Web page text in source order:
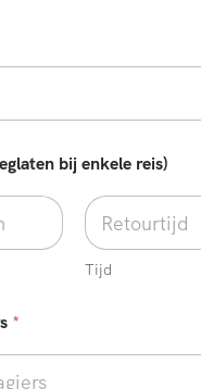
bij enkele reis)
Tijd
*